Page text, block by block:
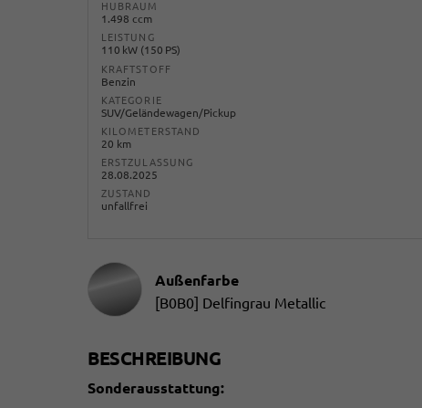
HUBRAUM
1.498 ccm
LEISTUNG
110 kW (150 PS)
KRAFTSTOFF
Benzin
KATEGORIE
SUV/Geländewagen/Pickup
KILOMETERSTAND
20 km
ERSTZULASSUNG
28.08.2025
ZUSTAND
unfallfrei
Außenfarbe
[B0B0] Delfingrau Metallic
BESCHREIBUNG
Sonderausstattung: